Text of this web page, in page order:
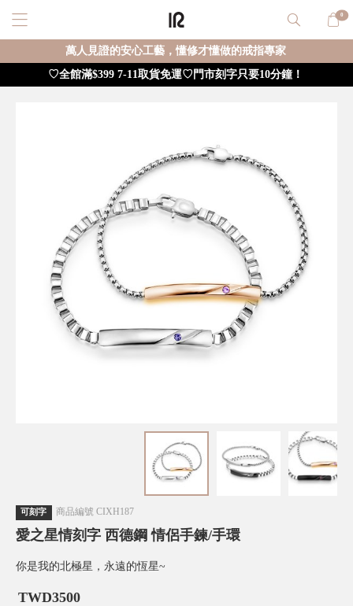
0
萬人見證的安心工藝，懂修才懂做的戒指專家
♡全館滿$399 7-11取貨免運♡門市刻字只要10分鐘！
可刻字 商品編號 CIXH187
愛之星情刻字 西德鋼 情侶手鍊/手環
你是我的北極星，永遠的恆星~
TWD3500